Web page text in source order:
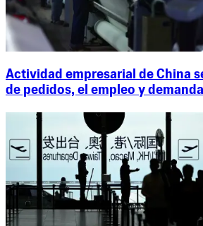
Actividad empresarial de China
de pedidos, el empleo y